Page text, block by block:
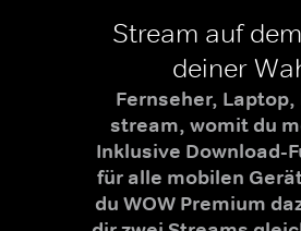
Stream auf
deiner
Fernseher, Laptop,
stream, womit du
Inklusive Download-
für alle mobilen
du WOW Premium